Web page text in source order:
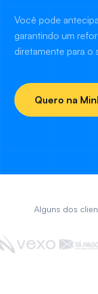
Você pode
garantindo um
diretamente para o
Quero na
Alguns dos